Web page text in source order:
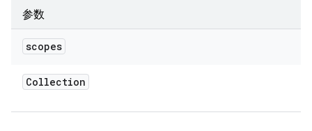
参数
scopes
Collection